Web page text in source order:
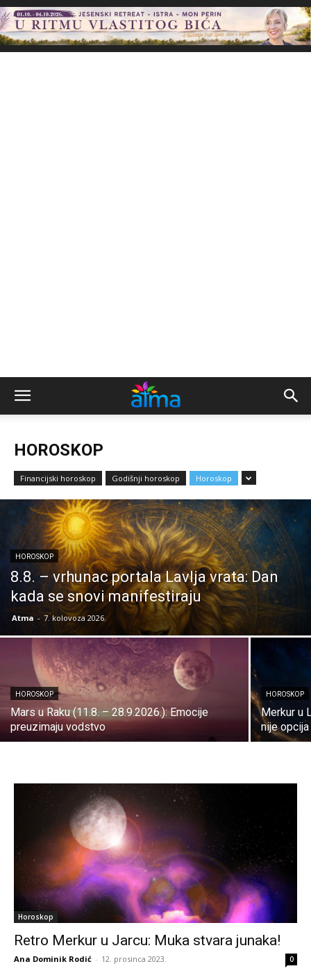
HOROSKOP
Financijski horoskop Godišnji horoskop Horoskop
HOROSKOP
8.8. – vrhunac portala Lavlja vrata: Dan
kada se snovi manifestiraju
Atma - 7. kolovoza 2026.
HOROSKOP
Mars u Raku (11.8. – 28.9.2026.): Emocije
preuzimaju vodstvo
HOROSKOP
Merkur u
nije opcija
Horoskop
Retro Merkur u Jarcu: Muka stvara junaka!
Ana Dominik Rodić - 12. prosinca 2023. 0